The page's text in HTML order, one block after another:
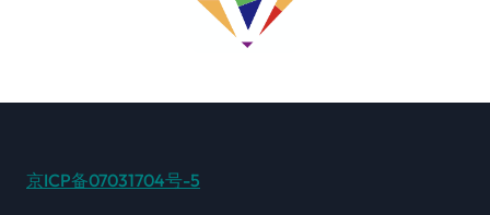
京ICP备07031704号-5